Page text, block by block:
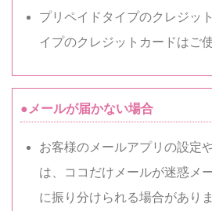
プリペイドタイプのクレジッ
イプのクレジットカードはご
●メールが届かない場合
お客様のメールアプリの設定
は、ココだけメールが迷惑メ
に振り分けられる場合があり